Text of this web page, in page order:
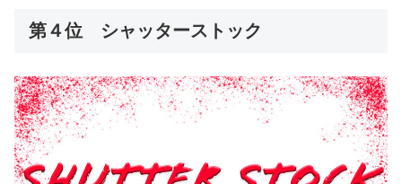
第４位 シャッターストック